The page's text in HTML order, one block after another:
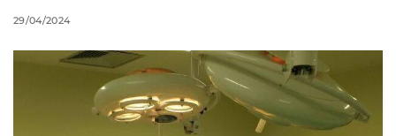
29/04/2024